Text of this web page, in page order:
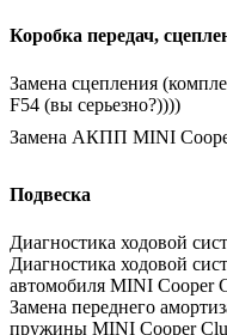
Коробка передач,
Замена сцепления
F54 (вы серьезно?))))
Замена АКПП MINI
Подвеска
Диагностика ходовой
Диагностика ходовой
автомобиля MINI Cooper
Замена переднего
пружины MINI Cooper